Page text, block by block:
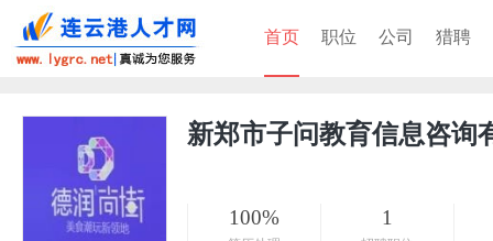
首页 职位 公司 猎聘
新郑市子问教育信息咨询
100% 1